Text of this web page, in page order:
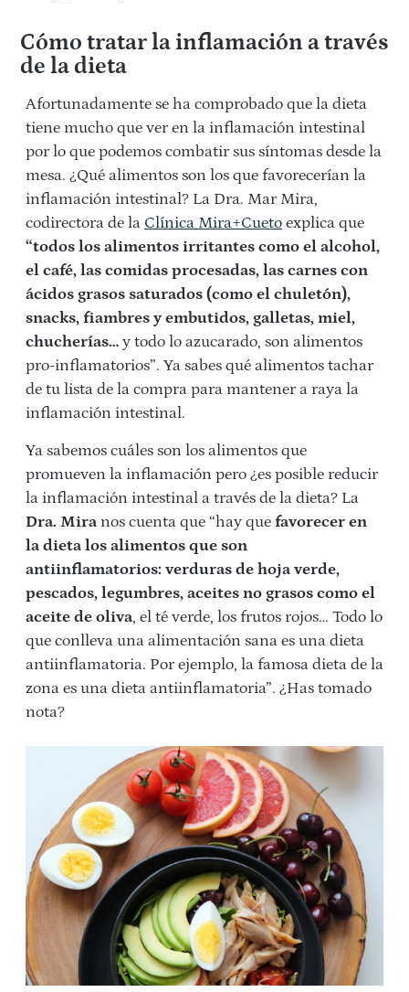
Cómo tratar la inflamación a través
de la dieta
Afortunadamente se ha comprobado que la dieta
tiene mucho que ver en la inflamación intestinal
por lo que podemos combatir sus síntomas desde la
mesa. ¿Qué alimentos son los que favorecerían la
inflamación intestinal? La Dra. Mar Mira,
codirectora de la Clínica Mira+Cueto explica que
“todos los alimentos irritantes como el alcohol,
el café, las comidas procesadas, las carnes con
ácidos grasos saturados (como el chuletón),
snacks, fiambres y embutidos, galletas, miel,
chucherías… y todo lo azucarado, son alimentos
pro-inflamatorios”. Ya sabes qué alimentos tachar
de tu lista de la compra para mantener a raya la
inflamación intestinal.
Ya sabemos cuáles son los alimentos que
promueven la inflamación pero ¿es posible reducir
la inflamación intestinal a través de la dieta? La
Dra. Mira nos cuenta que “hay que favorecer en
la dieta los alimentos que son
antiinflamatorios: verduras de hoja verde,
pescados, legumbres, aceites no grasos como el
aceite de oliva, el té verde, los frutos rojos… Todo lo
que conlleva una alimentación sana es una dieta
antiinflamatoria. Por ejemplo, la famosa dieta de la
zona es una dieta antiinflamatoria”. ¿Has tomado
nota?